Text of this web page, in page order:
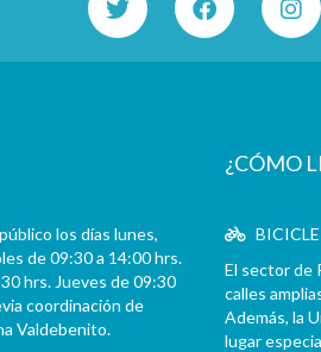
los días lunes,
de 09:30 a 14:00 hrs.
hrs. Jueves de 09:30
coordinación de
Valdebenito.
¿CÓMO
El sector de
calles
Además, la
lugar